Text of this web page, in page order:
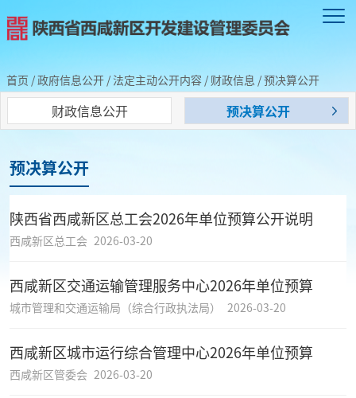
首页 /政府信息公开 / 法定主动公开内容 / 财政信息 /预决算公开
财政信息公开 预决算公开
预决算公开
陕西省西咸新区总工会2026年单位预算公开说明
西咸新区总工会 2026-03-20
西咸新区交通运输管理服务中心2026年单位预算
城市管理和交通运输局（综合行政执法局） 2026-03-20
西咸新区城市运行综合管理中心2026年单位预算
西咸新区管委会 2026-03-20